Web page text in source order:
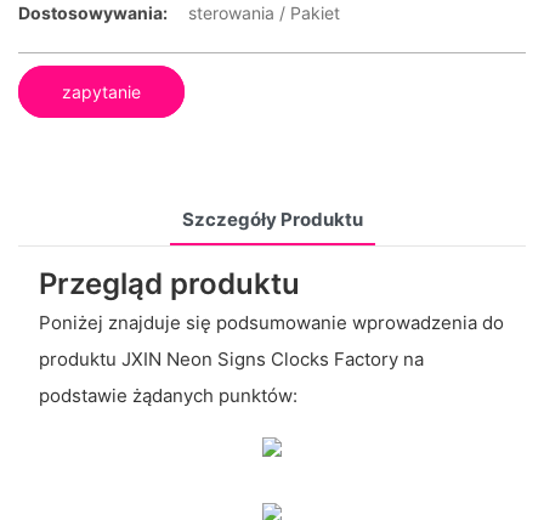
Dostosowywania:
sterowania / Pakiet
zapytanie
Szczegóły Produktu
Przegląd produktu
Poniżej znajduje się podsumowanie wprowadzenia do
produktu JXIN Neon Signs Clocks Factory na
podstawie żądanych punktów: